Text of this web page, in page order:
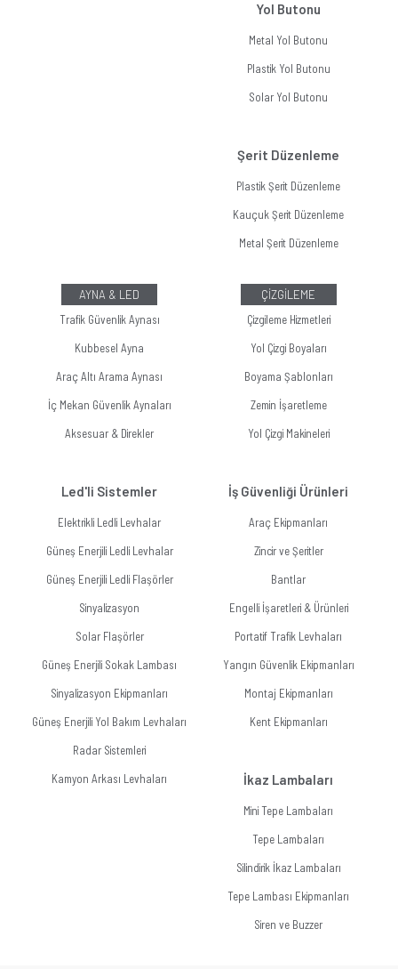
Yol Butonu
Metal Yol Butonu
Plastik Yol Butonu
Solar Yol Butonu
Şerit Düzenleme
Plastik Şerit Düzenleme
Kauçuk Şerit Düzenleme
Metal Şerit Düzenleme
AYNA & LED
Trafik Güvenlik Aynası
Kubbesel Ayna
Araç Altı Arama Aynası
İç Mekan Güvenlik Aynaları
Aksesuar & Direkler
Led'li Sistemler
Elektrikli Ledli Levhalar
Güneş Enerjili Ledli Levhalar
Güneş Enerjili Ledli Flaşörler
Sinyalizasyon
Solar Flaşörler
Güneş Enerjili Sokak Lambası
Sinyalizasyon Ekipmanları
Güneş Enerjili Yol Bakım Levhaları
Radar Sistemleri
Kamyon Arkası Levhaları
ÇİZGİLEME
Çizgileme Hizmetleri
Yol Çizgi Boyaları
Boyama Şablonları
Zemin İşaretleme
Yol Çizgi Makineleri
İş Güvenliği Ürünleri
Araç Ekipmanları
Zincir ve Şeritler
Bantlar
Engelli İşaretleri & Ürünleri
Portatif Trafik Levhaları
Yangın Güvenlik Ekipmanları
Montaj Ekipmanları
Kent Ekipmanları
İkaz Lambaları
Mini Tepe Lambaları
Tepe Lambaları
Silindirik İkaz Lambaları
Tepe Lambası Ekipmanları
Siren ve Buzzer